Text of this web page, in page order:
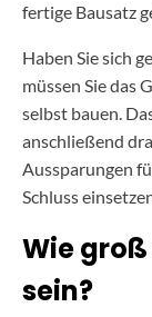
fertige Bausatz
Haben Sie sich
müssen Sie das
selbst bauen.
anschließend
Aussparungen
Schluss
Wie
sein?